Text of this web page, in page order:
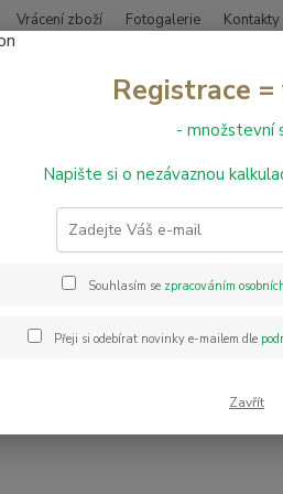
Vrácení zboží Fotogalerie Kontakty
Vinylové podlahy Vinylová podlaha
podlaha
Registrace
- množstevní
Napište si o nezávaznou
Souhlasím se zpracováním
Přeji si odebírat novinky e-mailem dle
Zavřít